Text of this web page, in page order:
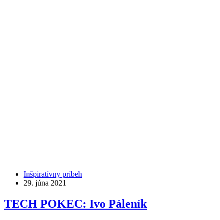
Inšpiratívny príbeh
29. júna 2021
TECH POKEC: Ivo Páleník